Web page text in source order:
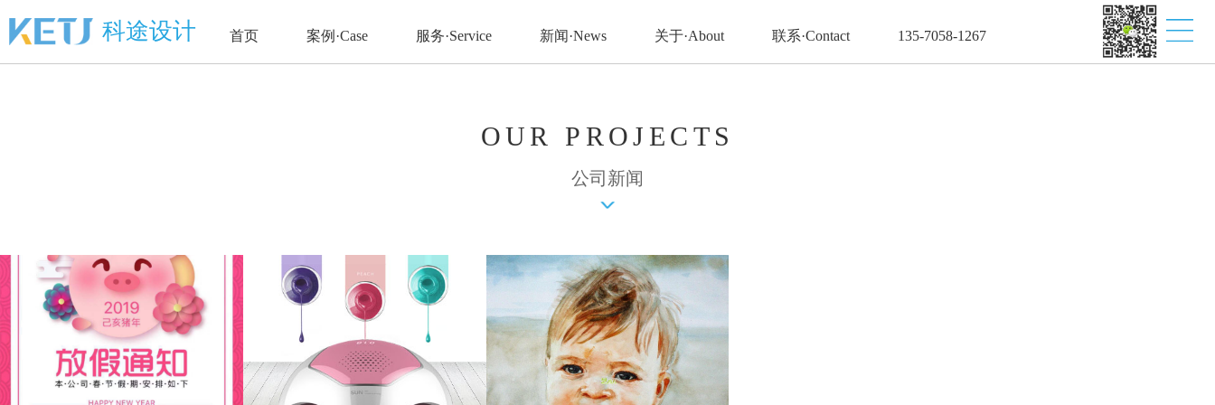
科途设计 首页 案例·Case 服务·Service 新闻·News 关于·About 联系·Contact 135-7058-1267
OUR PROJECTS
公司新闻